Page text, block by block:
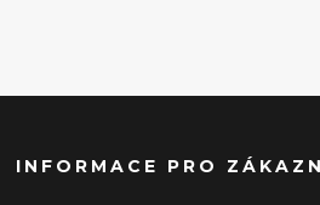
INFORMACE PRO